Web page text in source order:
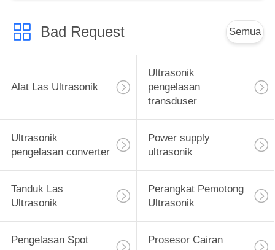
Bad Request Semua
Alat Las Ultrasonik
Ultrasonik
pengelasan
transduser
Ultrasonik
pengelasan converter
Power supply
ultrasonik
Tanduk Las
Ultrasonik
Perangkat Pemotong
Ultrasonik
Pengelasan Spot
Prosesor Cairan